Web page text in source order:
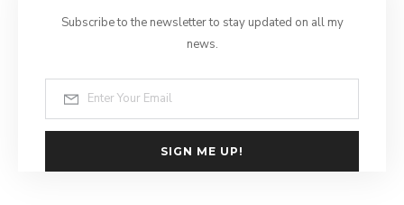
Subscribe to the newsletter to stay updated on all my
news.
SIGN ME UP!